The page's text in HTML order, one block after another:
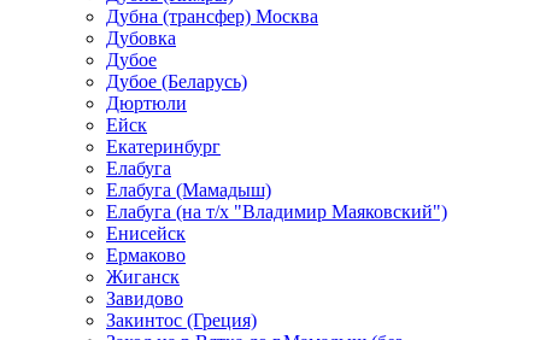
Дубна (трансфер) Москва
Дубовка
Дубое
Дубое (Беларусь)
Дюртюли
Ейск
Екатеринбург
Елабуга
Елабуга (Мамадыш)
Елабуга (на т/х "Владимир Маяковский")
Енисейск
Ермаково
Жиганск
Завидово
Закинтос (Греция)